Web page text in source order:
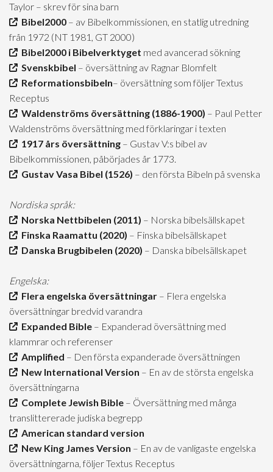
Taylor – skrev för sina barn
Bibel2000 – av Bibelkommissionen, en statlig utredning
från 1972 (NT 1981, GT 2000)
Bibel2000 i Bibelverktyget med avancerad sökning
Svenskbibel – översättning av Ragnar Blomfelt
Reformationsbibeln– översättning som följer Textus
Receptus
Waldenströms översättning (1886-1900) – Paul Petter
Waldenströms översättning med förklaringar i texten
1917 års översättning – Gustav V:s bibel av
Bibelkommissionen, påbörjades år 1773.
Gustav Vasa Bibel (1526) – den första Bibeln på svenska
Nordiska språk:
Norska Nettbibelen (2011) – Norska bibelsällskapet
Finska Raamattu (2020) – Finska bibelsällskapet
Danska Brugbibelen (2020) – Danska bibelsällskapet
Engelska:
Flera engelska översättningar – Flera engelska
översättningar bredvid varandra
Expanded Bible – Expanderad översättning med
klammrar och referenser
Amplified – Den första expanderade översättningen
New International Version – En av de största engelska
översättningarna
Complete Jewish Bible – Översättning med många
translittererade judiska begrepp
American standard version
New King James Version – En av de vanligaste engelska
översättningarna, följer Textus Receptus